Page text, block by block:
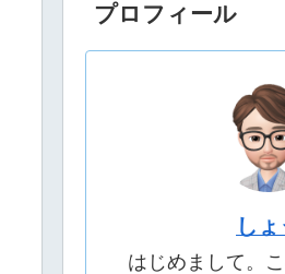
プロフィール
しょ
はじめまして。